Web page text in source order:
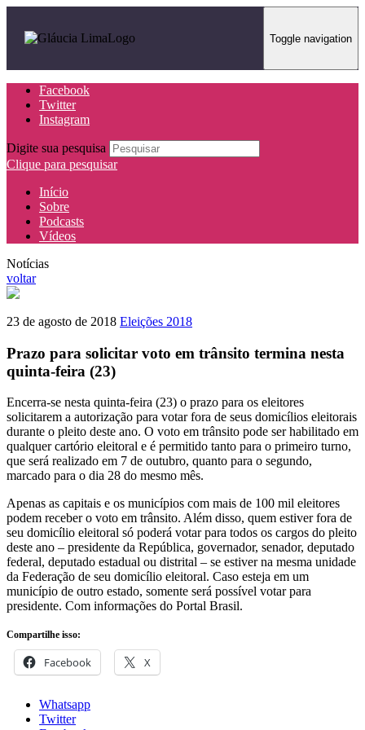
Toggle navigation
Facebook
Twitter
Instagram
Digite sua pesquisa
Clique para pesquisar
Início
Sobre
Podcasts
Vídeos
Notícias
voltar
23 de agosto de 2018 Eleições 2018
Prazo para solicitar voto em trânsito termina nesta
quinta-feira (23)
Encerra-se nesta quinta-feira (23) o prazo para os eleitores
solicitarem a autorização para votar fora de seus domicílios eleitorais
durante o pleito deste ano. O voto em trânsito pode ser habilitado em
qualquer cartório eleitoral e é permitido tanto para o primeiro turno,
que será realizado em 7 de outubro, quanto para o segundo,
marcado para o dia 28 do mesmo mês.
Apenas as capitais e os municípios com mais de 100 mil eleitores
podem receber o voto em trânsito. Além disso, quem estiver fora de
seu domicílio eleitoral só poderá votar para todos os cargos do pleito
deste ano – presidente da República, governador, senador, deputado
federal, deputado estadual ou distrital – se estiver na mesma unidade
da Federação de seu domicílio eleitoral. Caso esteja em um
município de outro estado, somente será possível votar para
presidente. Com informações do Portal Brasil.
Compartilhe isso:
Facebook X
Whatsapp
Twitter